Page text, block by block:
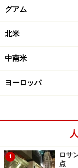
グアム
北米
中南米
ヨーロッパ
1
ロサ
点